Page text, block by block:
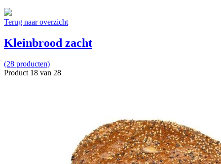
Terug naar overzicht
Kleinbrood zacht
(28 producten)
Product 18 van 28